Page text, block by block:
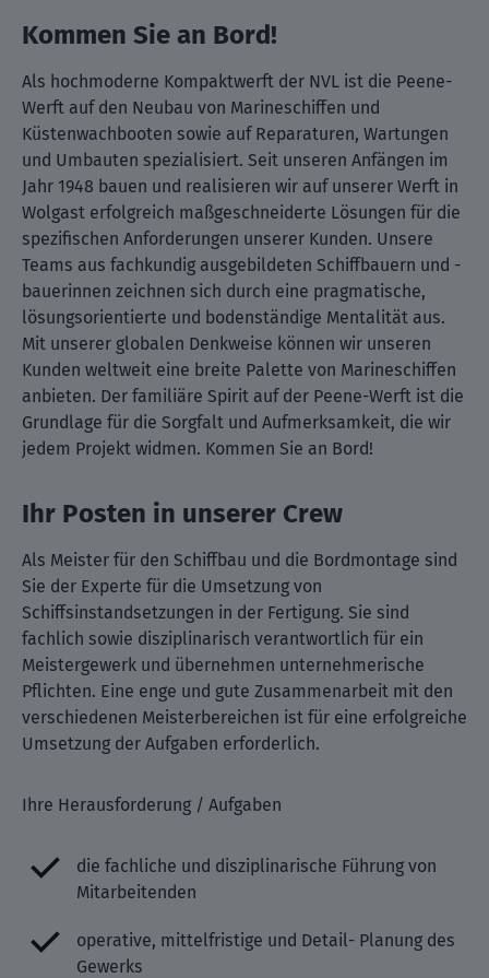
Kommen Sie an Bord!
Als hochmoderne Kompaktwerft der NVL ist die Peene-
Werft auf den Neubau von Marineschiffen und
Küstenwachbooten sowie auf Reparaturen, Wartungen
und Umbauten spezialisiert. Seit unseren Anfängen im
Jahr 1948 bauen und realisieren wir auf unserer Werft in
Wolgast erfolgreich maßgeschneiderte Lösungen für die
spezifischen Anforderungen unserer Kunden. Unsere
Teams aus fachkundig ausgebildeten Schiffbauern und -
bauerinnen zeichnen sich durch eine pragmatische,
lösungsorientierte und bodenständige Mentalität aus.
Mit unserer globalen Denkweise können wir unseren
Kunden weltweit eine breite Palette von Marineschiffen
anbieten. Der familiäre Spirit auf der Peene-Werft ist die
Grundlage für die Sorgfalt und Aufmerksamkeit, die wir
jedem Projekt widmen. Kommen Sie an Bord!
Ihr Posten in unserer Crew
Als Meister für den Schiffbau und die Bordmontage sind
Sie der Experte für die Umsetzung von
Schiffsinstandsetzungen in der Fertigung. Sie sind
fachlich sowie disziplinarisch verantwortlich für ein
Meistergewerk und übernehmen unternehmerische
Pflichten. Eine enge und gute Zusammenarbeit mit den
verschiedenen Meisterbereichen ist für eine erfolgreiche
Umsetzung der Aufgaben erforderlich.
Ihre Herausforderung / Aufgaben
die fachliche und disziplinarische Führung von
Mitarbeitenden
operative, mittelfristige und Detail- Planung des
Gewerks